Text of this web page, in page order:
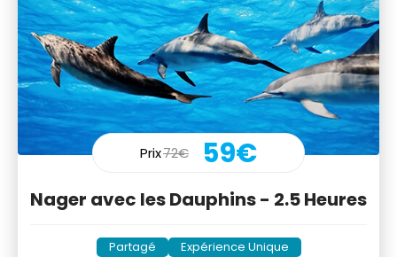
Prix72€ 59€
Nager avec les Dauphins - 2.5 Heures
Partagé
Expérience Unique